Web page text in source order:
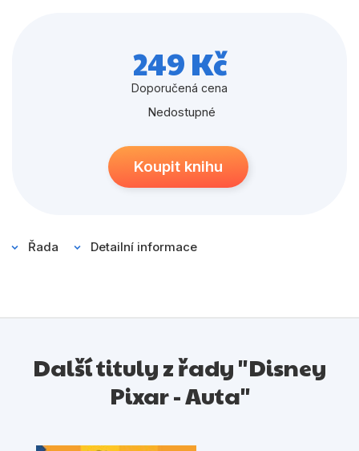
Populárně - naučná pro dospělé
Populárně - naučné pro děti
Příroda a zahrada
Společnost, politika
Výchova a pedagogika
Všechny kategorie
249 Kč
Doporučená cena
Nedostupné
Koupit knihu
Řada Detailní informace
Další tituly z řady "Disney
Pixar - Auta"